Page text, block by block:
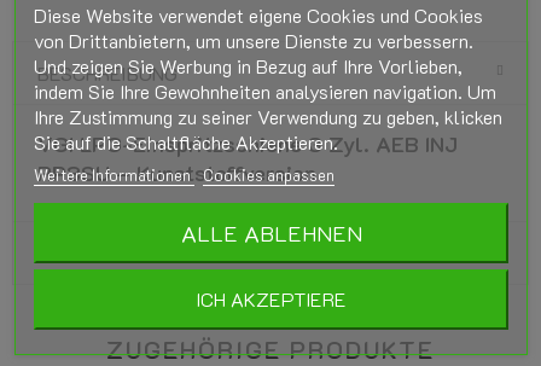
BESCHREIBUNG
VGI LPG-Einspritzschiene 3 Zyl. AEB INJ
RP3SU – Kunststoffversion
ZUGEHÖRIGE PRODUKTE
Diese Website verwendet eigene Cookies und Cookies
von Drittanbietern, um unsere Dienste zu verbessern.
Und zeigen Sie Werbung in Bezug auf Ihre Vorlieben,
indem Sie Ihre Gewohnheiten analysieren navigation. Um
Ihre Zustimmung zu seiner Verwendung zu geben, klicken
Sie auf die Schaltfläche Akzeptieren.
Weitere Informationen Cookies anpassen
ALLE ABLEHNEN
ICH AKZEPTIERE